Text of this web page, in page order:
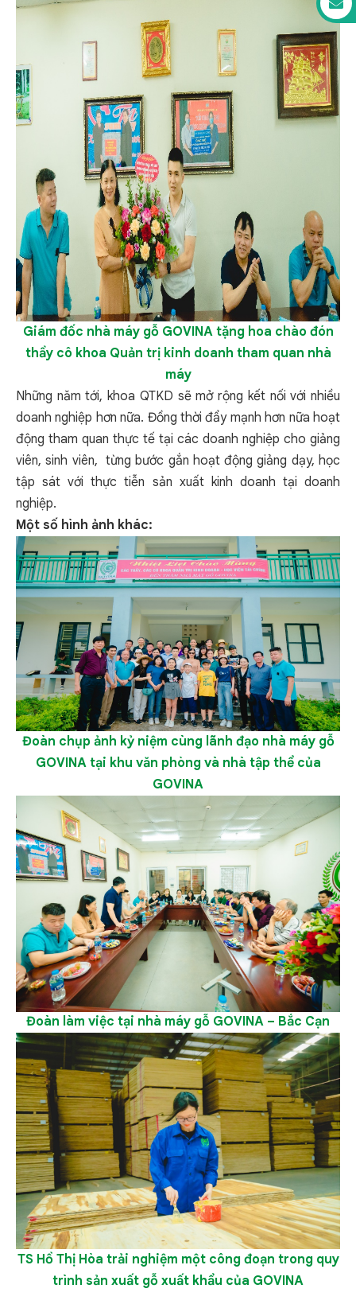
Giám đốc nhà máy gỗ GOVINA tặng hoa chào đón
thầy cô khoa Quản trị kinh doanh tham quan nhà
máy
Những năm tới, khoa QTKD sẽ mở rộng kết nối với nhiều
doanh nghiệp hơn nữa. Đồng thời đẩy mạnh hơn nữa hoạt
động tham quan thực tế tại các doanh nghiệp cho giảng
viên, sinh viên, từng bước gắn hoạt động giảng dạy, học
tập sát với thực tiễn sản xuất kinh doanh tại doanh
nghiệp.
Một số hình ảnh khác:
Đoàn chụp ảnh kỷ niệm cùng lãnh đạo nhà máy gỗ
GOVINA tại khu văn phòng và nhà tập thể của
GOVINA
Đoàn làm việc tại nhà máy gỗ GOVINA – Bắc Cạn
TS Hồ Thị Hòa trải nghiệm một công đoạn trong quy
trình sản xuất gỗ xuất khẩu của GOVINA